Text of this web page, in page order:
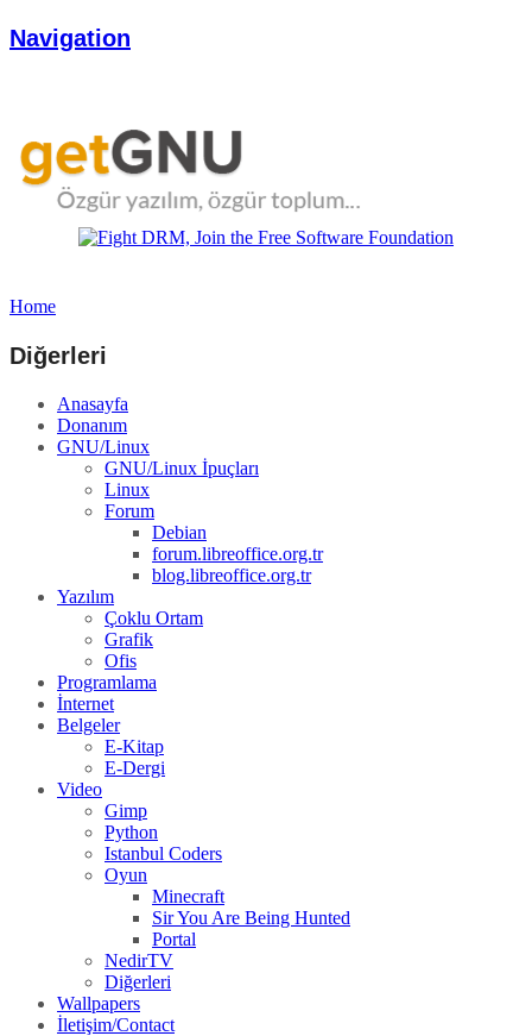
Navigation
Home
Diğerleri
Anasayfa
Donanım
GNU/Linux
GNU/Linux İpuçları
Linux
Forum
Debian
forum.libreoffice.org.tr
blog.libreoffice.org.tr
Yazılım
Çoklu Ortam
Grafik
Ofis
Programlama
İnternet
Belgeler
E-Kitap
E-Dergi
Video
Gimp
Python
Istanbul Coders
Oyun
Minecraft
Sir You Are Being Hunted
Portal
NedirTV
Diğerleri
Wallpapers
İletişim/Contact